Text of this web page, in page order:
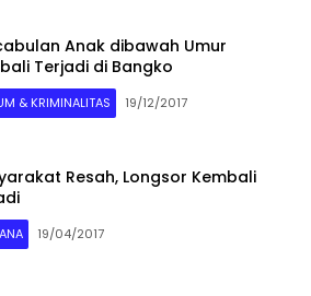
Anak dibawah Umur
Terjadi di Bangko
& KRIMINALITAS 19/12/2017
Resah, Longsor Kembali
19/04/2017